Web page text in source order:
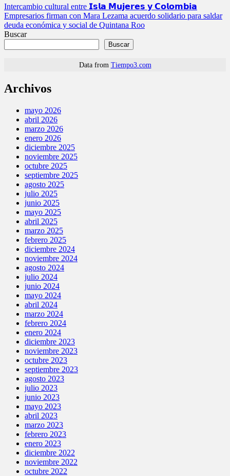
Navegación
de
entradas
Intercambio cultural entre 𝗜𝘀𝗹𝗮 𝗠𝘂𝗷𝗲𝗿𝗲𝘀 𝘆 𝗖𝗼𝗹𝗼𝗺𝗯𝗶𝗮
Empresarios firman con Mara Lezama acuerdo solidario para saldar
deuda económica y social de Quintana Roo
Buscar
Buscar
Data from Tiempo3.com
Archivos
mayo 2026
abril 2026
marzo 2026
enero 2026
diciembre 2025
noviembre 2025
octubre 2025
septiembre 2025
agosto 2025
julio 2025
junio 2025
mayo 2025
abril 2025
marzo 2025
febrero 2025
diciembre 2024
noviembre 2024
agosto 2024
julio 2024
junio 2024
mayo 2024
abril 2024
marzo 2024
febrero 2024
enero 2024
diciembre 2023
noviembre 2023
octubre 2023
septiembre 2023
agosto 2023
julio 2023
junio 2023
mayo 2023
abril 2023
marzo 2023
febrero 2023
enero 2023
diciembre 2022
noviembre 2022
octubre 2022